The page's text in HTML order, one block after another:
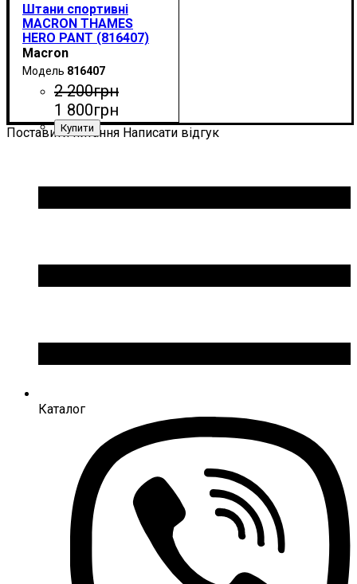
Штани спортивні
MACRON THAMES
HERO PANT (816407)
Macron
816407
2 200грн
1 800грн
Поставити питання Написати відгук
Каталог